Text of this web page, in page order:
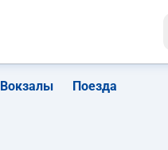
Вокзалы Поезда